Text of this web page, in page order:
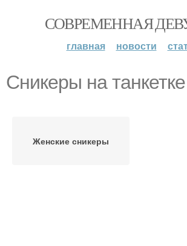
СОВРЕМЕННАЯ
главная новости
Сникеры на танкетке
Женские сникеры